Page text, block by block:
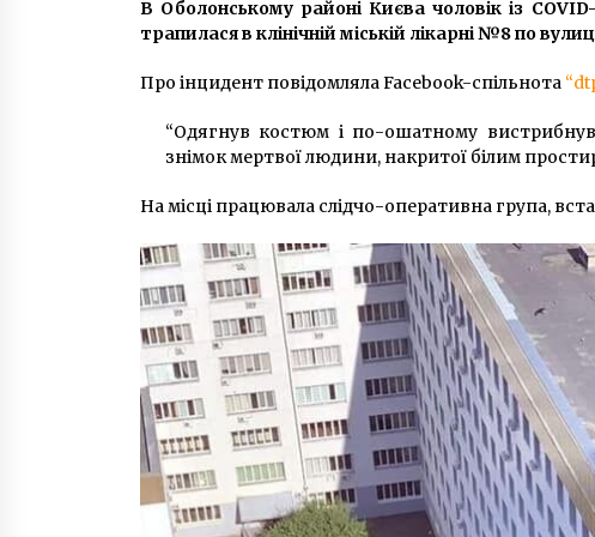
6 років ago
Киянин інсценував власне
пограбування на 200 тисяч
10 років ago
застрелили чоловіка
В Оболонському районі Києва чоловік із
трапилася в клінічній міській лікарні №8 по
Про інцидент повідомляла Facebook-спільнота
“Одягнув костюм і по-ошатному
знімок мертвої людини, накритої білим
На місці працювала слідчо-оперативна група,